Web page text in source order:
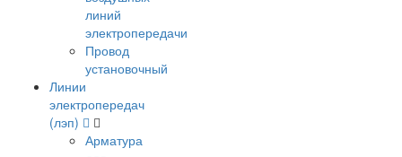
линий
электропередачи
Провод
установочный
Линии
электропередач
(лэп)
Арматура